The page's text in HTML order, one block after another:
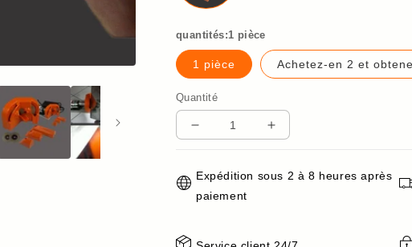
quantités:1 pièce
1 pièce Achetez-en 2 et
Quantité
Réduire
de
🔥
Augmenter
de
Expédition sous 2 à 8 heures après
paiement